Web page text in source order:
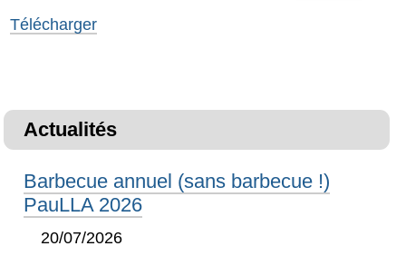
Télécharger
Actualités
Barbecue annuel (sans barbecue !)
PauLLA 2026
20/07/2026